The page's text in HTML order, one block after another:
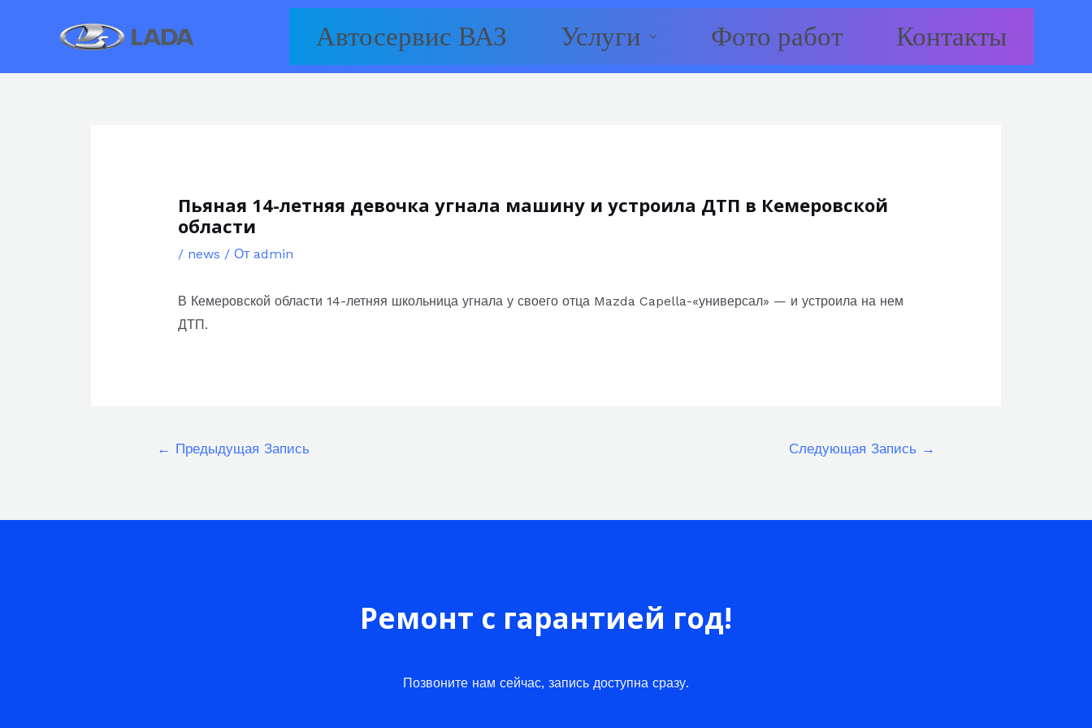
Автосервис ВАЗ Услуги Фото работ Контакты
Пьяная 14-летняя девочка угнала машину и устроила ДТП в Кемеровской
области
/ news / От admin
В Кемеровской области 14-летняя школьница угнала у своего отца Mazda Capella-«универсал» — и устроила на нем
ДТП.
Навигация
← Предыдущая Запись Следующая Запись →
Ремонт с гарантией год!
Позвоните нам сейчас, запись доступна сразу.